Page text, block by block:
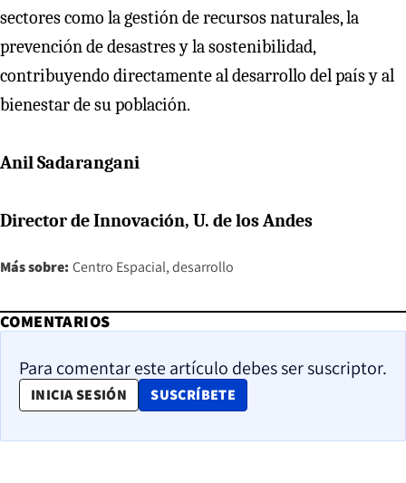
sectores como la gestión de recursos naturales, la
prevención de desastres y la sostenibilidad,
contribuyendo directamente al desarrollo del país y al
bienestar de su población.
Anil Sadarangani
Director de Innovación, U. de los Andes
Más sobre: Centro Espacial desarrollo
COMENTARIOS
Para comentar este artículo debes ser suscriptor.
INICIA SESIÓN SUSCRÍBETE
OPENS IN NEW WINDOW